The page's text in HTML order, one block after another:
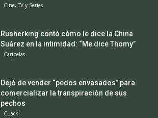
Cine, TV y Series
Rusherking contó cómo le dice la China
Suárez en la intimidad: “Me dice Thomy”
Caripelas
Dejó de vender “pedos envasados” para
comercializar la transpiración de sus
pechos
Cuack!